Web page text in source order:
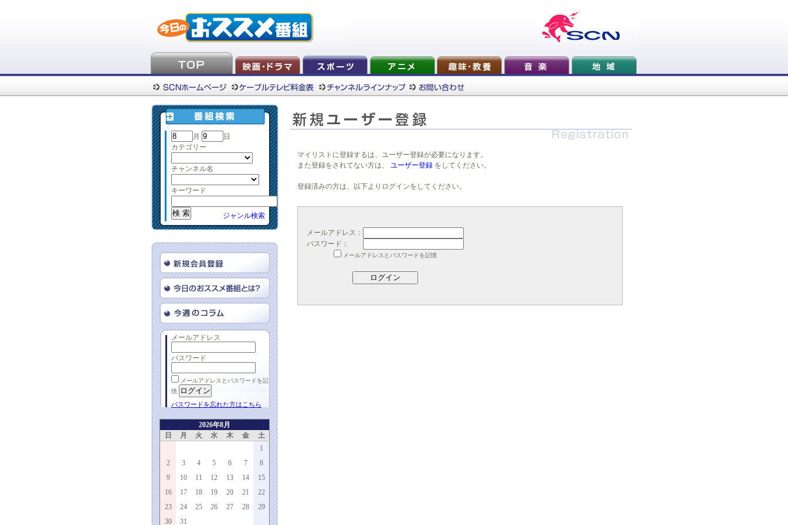
月
日
カテゴリー
チャンネル名
キーワード
ジャンル検索
メールアドレス
パスワード
メールアドレスとパスワードを記
憶
パスワードを忘れた方はこちら
2026年8月
日
月 火 水 木 金
土
1
2
3 4 5 6 7
8
9
10 11 12 13 14
15
16
17 18 19 20 21
22
23
24 25 26 27 28
29
30
31
マイリストに登録するは、ユーザー登録が必要になります。
また登録をされてない方は、
ユーザー登録 をしてください。
登録済みの方は、以下よりログインをしてください。
メールアドレス：
パスワード：
メールアドレスとパスワードを記憶